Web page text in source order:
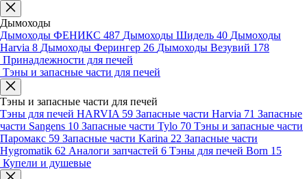
Дымоходы
Дымоходы ФЕНИКС 487 Дымоходы Шидель 40 Дымоходы
Harvia 8 Дымоходы Ферингер 26 Дымоходы Везувий 178
Принадлежности для печей
Тэны и запасные части для печей
Тэны и запасные части для печей
Тэны для печей HARVIA 59 Запасные части Harvia 71 Запасные
части Sangens 10 Запасные части Tylo 70 Тэны и запасные части
Паромакс 59 Запасные части Karina 22 Запасные части
Hygromatik 62 Аналоги запчастей 6 Тэны для печей Born 15
Купели и душевые